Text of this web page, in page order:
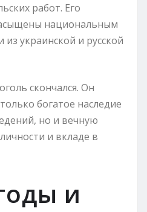
работ. Его
национальным
украинской и русской
скончался. Он
богатое наследие
но и вечную
и вкладе в
и